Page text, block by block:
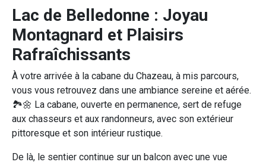
Lac de Belledonne : Joyau
Montagnard et Plaisirs
Rafraîchissants
À votre arrivée à la cabane du Chazeau, à mis parcours,
vous vous retrouvez dans une ambiance sereine et aérée.
🏞️🌼 La cabane, ouverte en permanence, sert de refuge
aux chasseurs et aux randonneurs, avec son extérieur
pittoresque et son intérieur rustique.
De là, le sentier continue sur un balcon avec une vue